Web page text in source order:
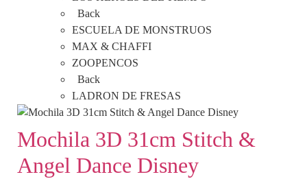
Back
ESCUELA DE MONSTRUOS
MAX & CHAFFI
ZOOPENCOS
Back
LADRON DE FRESAS
Mochila 3D 31cm Stitch &
Angel Dance Disney